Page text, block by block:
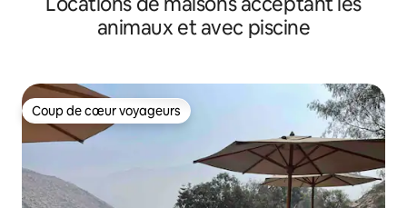
animaux et avec piscine
Coup de cœur voyageurs
Coup de cœur voyageurs